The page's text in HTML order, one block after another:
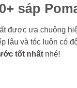
sáp
được ưa chuộng
lâu và tóc luôn có
tốt nhất nhé!